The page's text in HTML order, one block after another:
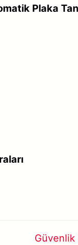
Plaka
Güvenlik